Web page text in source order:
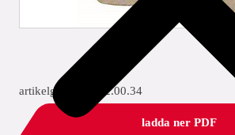
artikelgrupp: 5722.00.34
ladda ner PDF